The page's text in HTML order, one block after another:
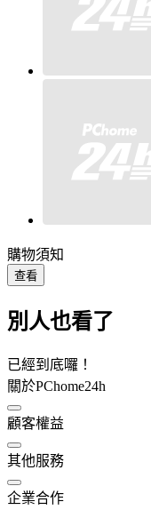
購物須知
查看
別人也看了
已經到底囉！
關於PChome24h
顧客權益
其他服務
企業合作